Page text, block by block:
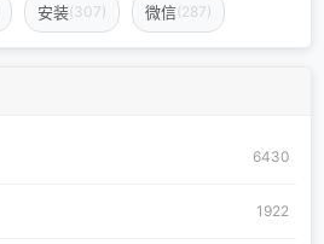
安装(307) 微信(287)
6430
1922